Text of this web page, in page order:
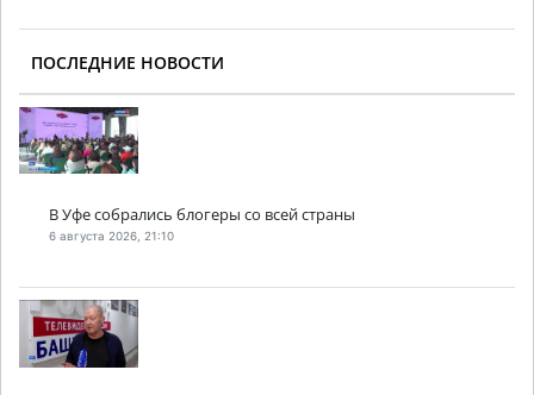
ПОСЛЕДНИЕ НОВОСТИ
В Уфе собрались блогеры со всей страны
6 августа 2026, 21:10